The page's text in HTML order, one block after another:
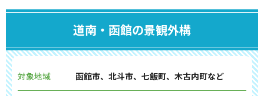
道南・函館の景観外構
対象地域 函館市、北斗市、七飯町、木古内町など